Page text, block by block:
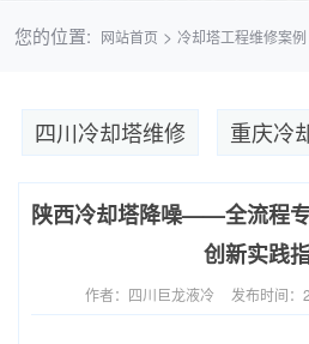
您的位置: 网站首页 > 冷却塔工程维修案例
四川冷却塔维修 重庆冷
陕西冷却塔降噪——全流程
创新实践
作者：四川巨龙液冷 发布时间